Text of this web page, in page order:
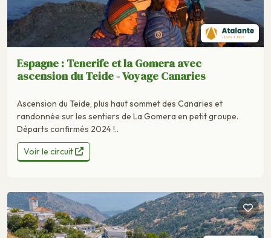
Espagne : Tenerife et la Gomera avec
ascension du Teide - Voyage Canaries
Ascension du Teide, plus haut sommet des Canaries et
randonnée sur les sentiers de La Gomera en petit groupe.
Départs confirmés 2024 !..
Voir le circuit